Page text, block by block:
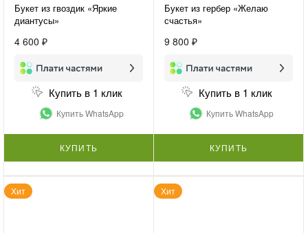
Букет из гвоздик «Яркие
диантусы»
4 600 ₽
Купить в 1 клик
Купить WhatsApp
КУПИТЬ
Букет из гербер «Желаю
счастья»
9 800 ₽
Купить в 1 клик
Купить WhatsApp
КУПИТЬ
Хит Хит